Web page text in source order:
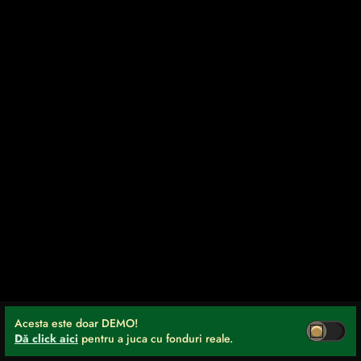
Acesta este doar DEMO!
Dă click aici pentru a juca cu fonduri reale.